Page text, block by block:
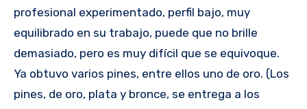
profesional experimentado, perfil bajo, muy
equilibrado en su trabajo, puede que no brille
demasiado, pero es muy difícil que se equivoque.
Ya obtuvo varios pines, entre ellos uno de oro. (Los
pines, de oro, plata y bronce, se entrega a los